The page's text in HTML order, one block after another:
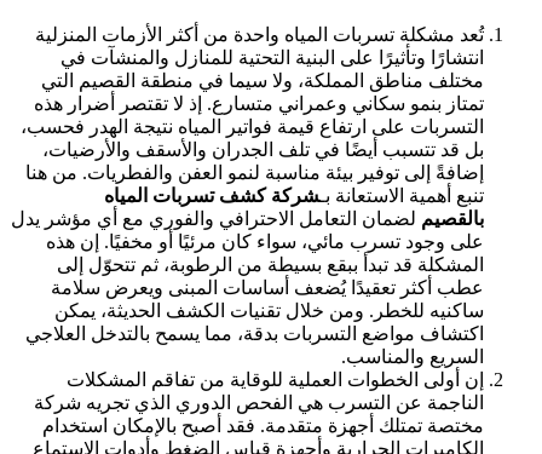
تُعد مشكلة تسربات المياه واحدة من أكثر الأزمات المنزلية
انتشارًا وتأثيرًا على البنية التحتية للمنازل والمنشآت في
مختلف مناطق المملكة، ولا سيما في منطقة القصيم التي
تمتاز بنمو سكاني وعمراني متسارع. إذ لا تقتصر أضرار هذه
التسربات على ارتفاع قيمة فواتير المياه نتيجة الهدر فحسب،
بل قد تتسبب أيضًا في تلف الجدران والأسقف والأرضيات،
إضافةً إلى توفير بيئة مناسبة لنمو العفن والفطريات. من هنا
تنبع أهمية الاستعانة بـشركة كشف تسربات المياه
بالقصيم لضمان التعامل الاحترافي والفوري مع أي مؤشر يدل
على وجود تسرب مائي، سواء كان مرئيًا أو مخفيًا. إن هذه
المشكلة قد تبدأ ببقع بسيطة من الرطوبة، ثم تتحوّل إلى
عطب أكثر تعقيدًا يُضعف أساسات المبنى ويعرض سلامة
ساكنيه للخطر. ومن خلال تقنيات الكشف الحديثة، يمكن
اكتشاف مواضع التسربات بدقة، مما يسمح بالتدخل العلاجي
السريع والمناسب.
إن أولى الخطوات العملية للوقاية من تفاقم المشكلات
الناجمة عن التسرب هي الفحص الدوري الذي تجريه شركة
مختصة تمتلك أجهزة متقدمة. فقد أصبح بالإمكان استخدام
الكاميرات الحرارية وأجهزة قياس الضغط وأدوات الاستماع